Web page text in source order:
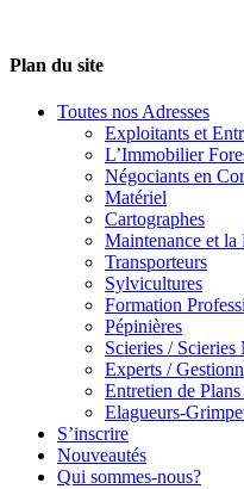
Plan du site
Toutes nos Adresses
Exploitants et
L’Immobilier
Négociants en
Matériel
Cartographes
Maintenance et la
Transporteurs
Sylvicultures
Formation
Pépinières
Scieries / Scieries
Experts /
Entretien de Plans
Elagueurs-
S’inscrire
Nouveautés
Qui sommes-nous?